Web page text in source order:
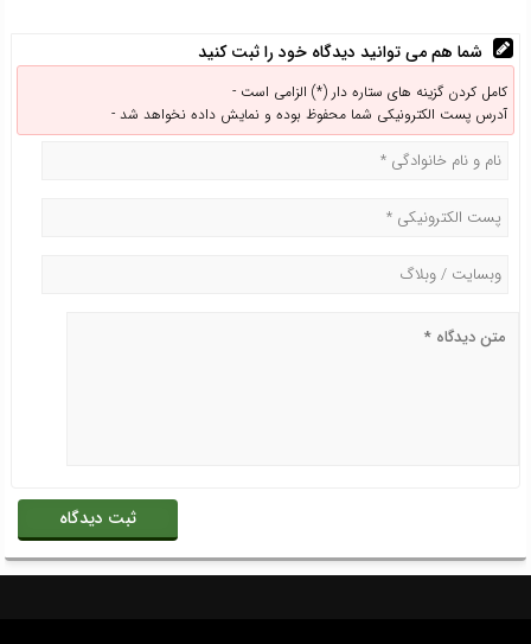
شما هم می توانید دیدگاه خود را ثبت کنید
کامل کردن گزینه های ستاره دار (*) الزامی است -
آدرس پست الکترونیکی شما محفوظ بوده و نمایش داده نخواهد شد -